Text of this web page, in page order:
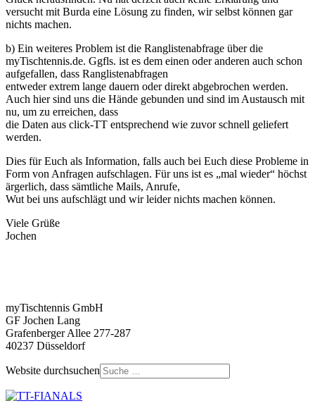
versucht mit Burda eine Lösung zu finden, wir selbst können gar
nichts machen.
b) Ein weiteres Problem ist die Ranglistenabfrage über die
myTischtennis.de. Ggfls. ist es dem einen oder anderen auch schon
aufgefallen, dass Ranglistenabfragen
entweder extrem lange dauern oder direkt abgebrochen werden.
Auch hier sind uns die Hände gebunden und sind im Austausch mit
nu, um zu erreichen, dass
die Daten aus click-TT entsprechend wie zuvor schnell geliefert
werden.
Dies für Euch als Information, falls auch bei Euch diese Probleme in
Form von Anfragen aufschlagen. Für uns ist es „mal wieder“ höchst
ärgerlich, dass sämtliche Mails, Anrufe,
Wut bei uns aufschlägt und wir leider nichts machen können.
Viele Grüße
Jochen
myTischtennis GmbH
GF Jochen Lang
Grafenberger Allee 277-287
40237 Düsseldorf
Website durchsuchen